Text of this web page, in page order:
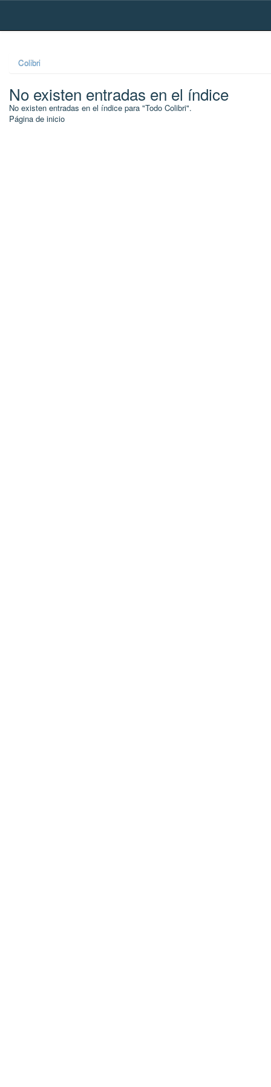
Skip
Colibri
No existen entradas en el índice
No existen entradas en el índice para "Todo Colibri".
Página de inicio